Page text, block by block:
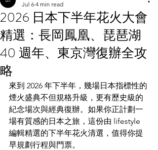
2026 日本下半年花火大會
精選：長岡鳳凰、琵琶湖
40 週年、東京灣復辦全攻
略
Jul 6 4 min read
來到 2026 年下半年，幾場日本指標性的
煙火盛典不但規格升級，更有歷史級的
紀念場次與經典復辦。如果你正計劃一
場有質感的日本之旅，這份由 lifestyle
編輯精選的下半年花火清選，值得你提
早規劃行程與門票。